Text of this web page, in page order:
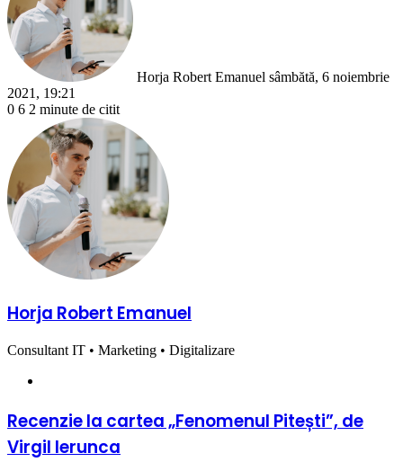
Horja Robert Emanuel sâmbătă, 6 noiembrie
2021, 19:21
0 6 2 minute de citit
Horja Robert Emanuel
Consultant IT • Marketing • Digitalizare
Recenzie
la
cartea
Recenzie la cartea „Fenomenul Pitești”, de
Virgil Ierunca